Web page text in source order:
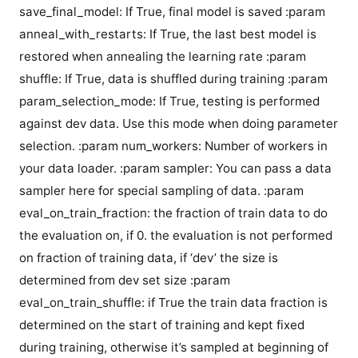
save_final_model: If True, final model is saved :param
anneal_with_restarts: If True, the last best model is
restored when annealing the learning rate :param
shuffle: If True, data is shuffled during training :param
param_selection_mode: If True, testing is performed
against dev data. Use this mode when doing parameter
selection. :param num_workers: Number of workers in
your data loader. :param sampler: You can pass a data
sampler here for special sampling of data. :param
eval_on_train_fraction: the fraction of train data to do
the evaluation on, if 0. the evaluation is not performed
on fraction of training data, if ‘dev’ the size is
determined from dev set size :param
eval_on_train_shuffle: if True the train data fraction is
determined on the start of training and kept fixed
during training, otherwise it’s sampled at beginning of